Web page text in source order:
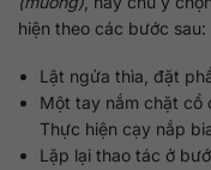
hiện theo các bước sau:
Lật ngửa thìa, đặt
Một tay nắm chặt cổ
Thực hiện cạy nắp
Lặp lại thao tác ở